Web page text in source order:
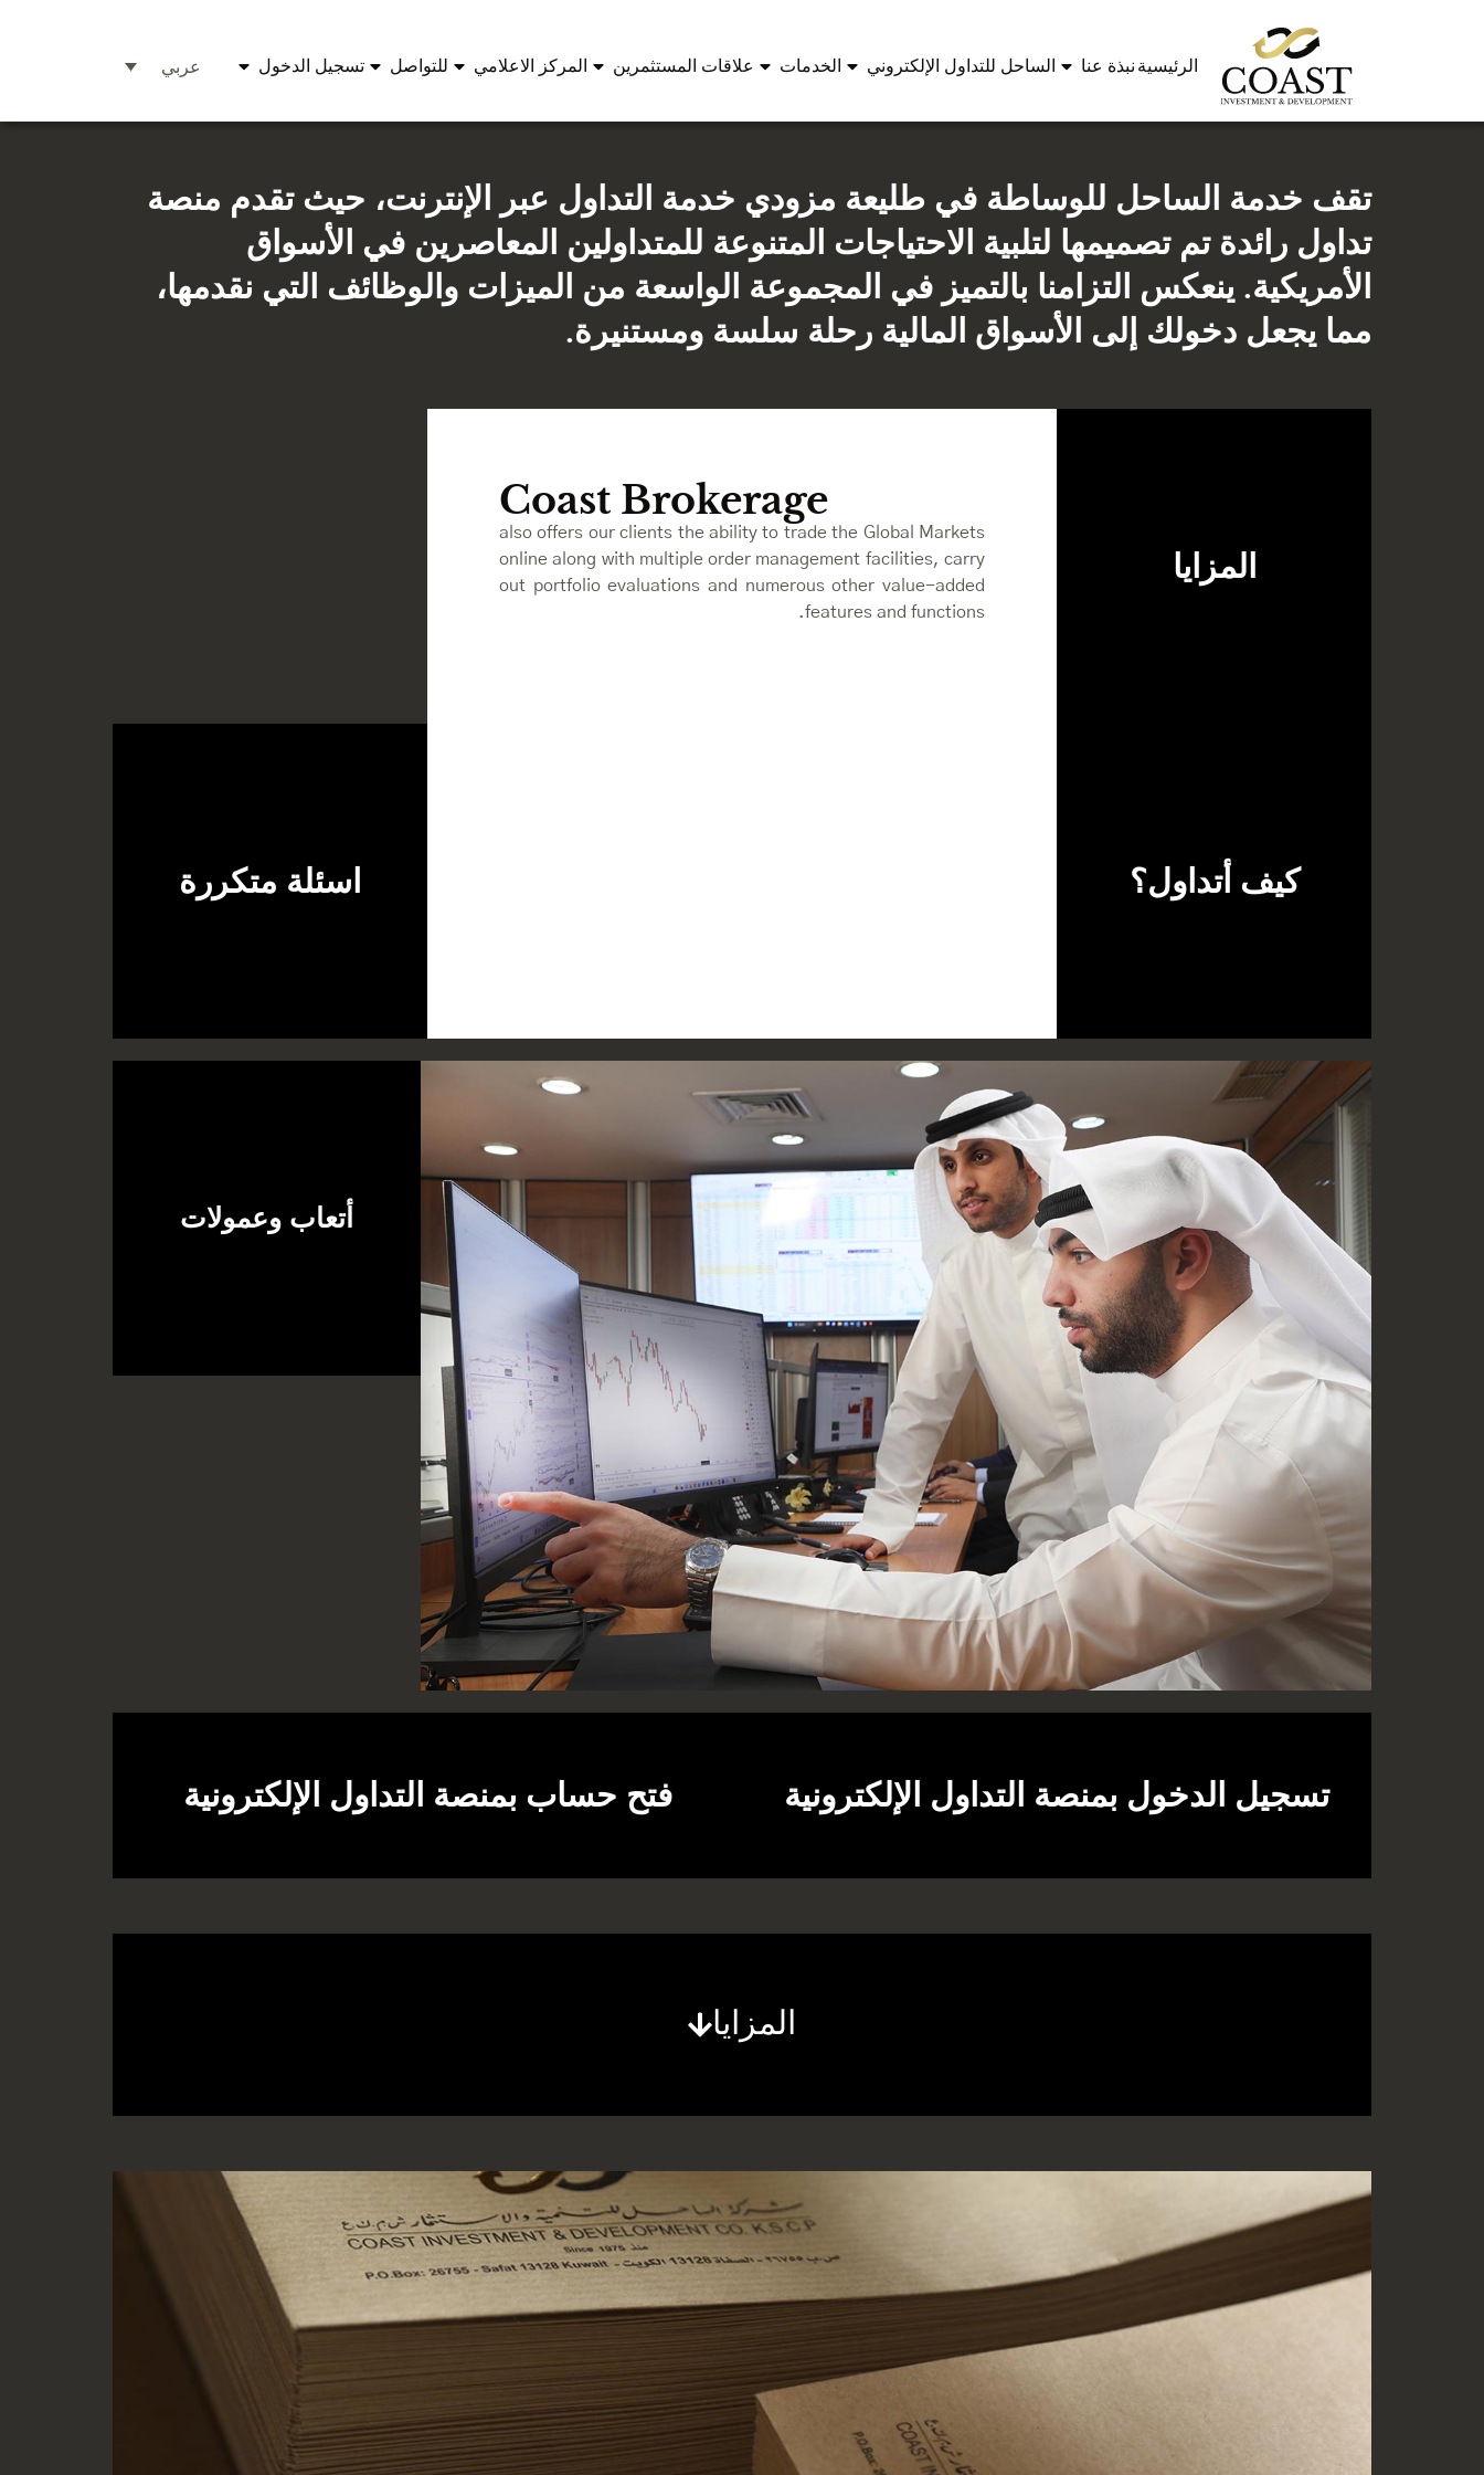
الرئيسية نبذة عنا الساحل للتداول الإلكتروني الخدمات علاقات المستثمرين المركز الاعلامي للتواصل تسجيل الدخول عربي
تقف خدمة الساحل للوساطة في طليعة مزودي خدمة التداول عبر الإنترنت، حيث تقدم منصة
تداول رائدة تم تصميمها لتلبية الاحتياجات المتنوعة للمتداولين المعاصرين في الأسواق
الأمريكية. ينعكس التزامنا بالتميز في المجموعة الواسعة من الميزات والوظائف التي نقدمها،
مما يجعل دخولك إلى الأسواق المالية رحلة سلسة ومستنيرة.
المزايا
كيف أتداول؟
Coast Brokerage
also offers our clients the ability to trade the Global Markets
online along with multiple order management facilities, carry
out portfolio evaluations and numerous other value-added
features and functions.
اسئلة متكررة
أتعاب وعمولات
تسجيل الدخول بمنصة التداول الإلكترونية فتح حساب بمنصة التداول الإلكترونية
المزايا